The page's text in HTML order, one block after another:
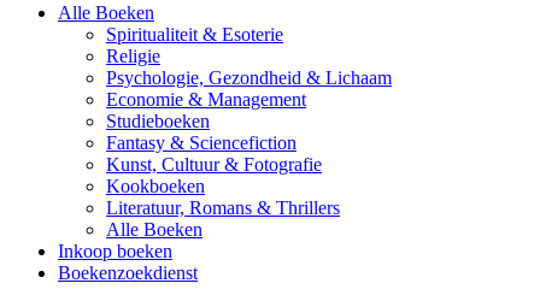
Alle Boeken
Spiritualiteit & Esoterie
Religie
Psychologie, Gezondheid & Lichaam
Economie & Management
Studieboeken
Fantasy & Sciencefiction
Kunst, Cultuur & Fotografie
Kookboeken
Literatuur, Romans & Thrillers
Alle Boeken
Inkoop boeken
Boekenzoekdienst